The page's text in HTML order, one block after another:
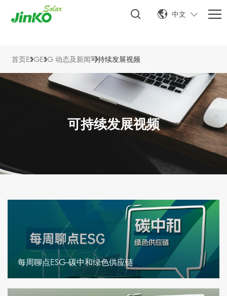
中文
首页ESGESG 动态及新闻可持续发展视频
可持续发展视频
每周聊点ESG-碳中和绿色供应链